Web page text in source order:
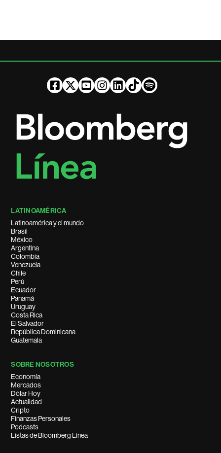
LATINOAMÉRICA
Latinoamérica y el mundo
Brasil
México
Argentina
Colombia
Venezuela
Chile
Perú
Ecuador
Panamá
Uruguay
Costa Rica
El Salvador
República Dominicana
Guatemala
SOBRE NOSOTROS
Economía
Mercados
Dólar Hoy
Actualidad
Cripto
Finanzas Personales
Podcasts
Listas de Bloomberg Línea